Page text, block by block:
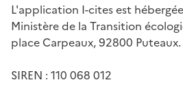
L'application I-cites est
Ministère de la Transition
place Carpeaux, 92800 Puteaux.
SIREN : 110 068 012